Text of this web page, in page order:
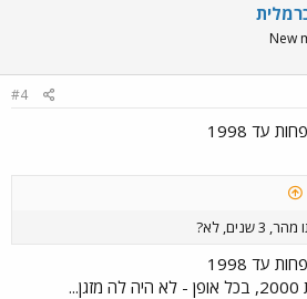
New
#4
עד 1998
לא?
עד 1998